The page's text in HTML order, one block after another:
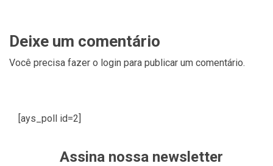
Deixe um comentário
Você precisa fazer o login para publicar um comentário.
[ays_poll id=2]
Assina nossa newsletter